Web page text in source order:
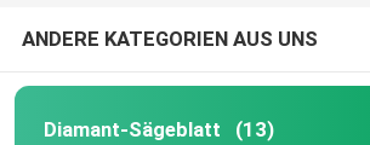
ANDERE KATEGORIEN AUS UNS
Diamant-Sägeblatt (13)